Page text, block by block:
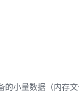
的小量数据（内存